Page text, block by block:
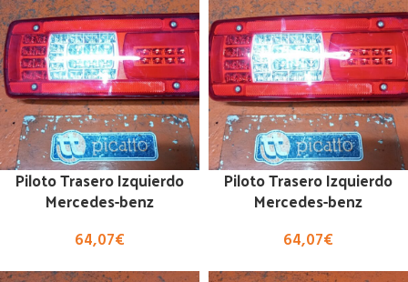
Piloto Trasero Izquierdo
Mercedes-benz
64,07€
Piloto Trasero Izquierdo
Mercedes-benz
64,07€